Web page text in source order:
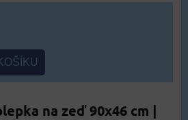
na zeď 90x46 cm |